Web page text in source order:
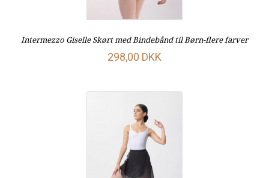
Intermezzo Giselle Skørt med Bindebånd til Børn-flere farver
298,00 DKK